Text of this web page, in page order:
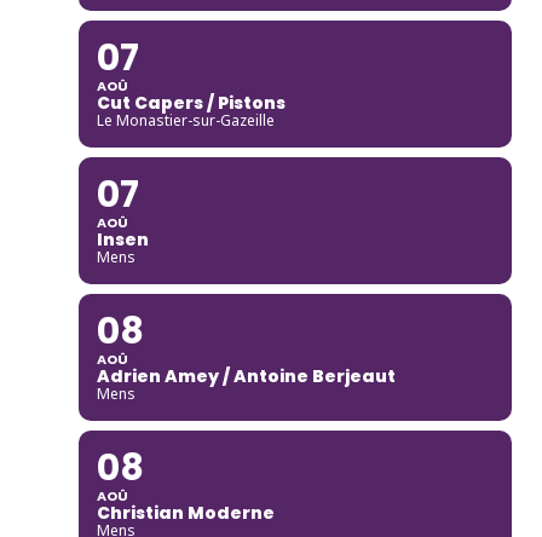
07
AOÛ
Cut Capers / Pistons
Le Monastier-sur-Gazeille
07
AOÛ
Insen
Mens
08
AOÛ
Adrien Amey / Antoine Berjeaut
Mens
08
AOÛ
Christian Moderne
Mens